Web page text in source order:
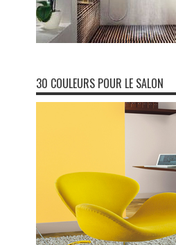
30 COULEURS POUR LE SALON